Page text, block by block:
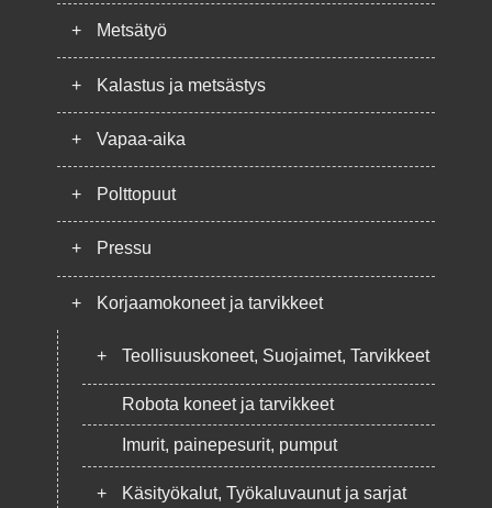
+ Metsätyö
+ Kalastus ja metsästys
+ Vapaa-aika
+ Polttopuut
+ Pressu
+ Korjaamokoneet ja tarvikkeet
+ Teollisuuskoneet, Suojaimet, Tarvikkeet
Robota koneet ja tarvikkeet
Imurit, painepesurit, pumput
+ Käsityökalut, Työkaluvaunut ja sarjat